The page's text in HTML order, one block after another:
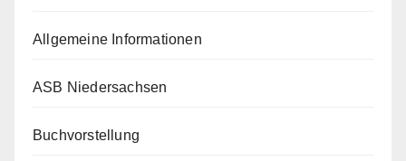
Allgemeine Informationen
ASB Niedersachsen
Buchvorstellung